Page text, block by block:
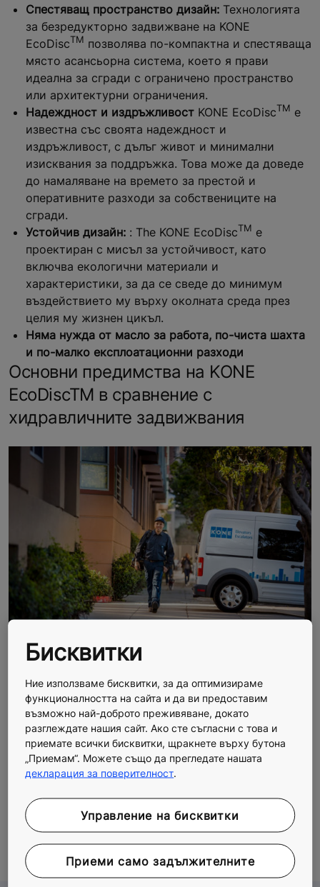
Спестяващ пространство дизайн: Технологията
за безредукторно задвижване на KONE
EcoDiscTM позволява по-компактна и спестяваща
място асансьорна система, което я прави
идеална за сгради с ограничено пространство
или архитектурни ограничения.
Надеждност и издръжливост KONE EcoDiscTM е
известна със своята надеждност и
издръжливост, с дълъг живот и минимални
изисквания за поддръжка. Това може да доведе
до намаляване на времето за престой и
оперативните разходи за собствениците на
сгради.
Устойчив дизайн: : The KONE EcoDiscTM е
проектиран с мисъл за устойчивост, като
включва екологични материали и
характеристики, за да се сведе до минимум
въздействието му върху околната среда през
целия му жизнен цикъл.
Няма нужда от масло за работа, по-чиста шахта
и по-малко експлоатационни разходи
Основни предимства на KONE
EcoDiscTM в сравнение с
хидравличните задвижвания
Пестене на енергия – енергийна ефективбост
По-дълъг живот
Подобрен комфорт за потребителя
Няма нужда от пространство за машинно
помещение в горната част на шахтата
По-висока скорост ≥1m/s
По-голямо придвижване ≥ 18 m (около 6 етажа).
Related Tags
#Experience #Технология
Бисквитки
Ние използваме бисквитки, за да оптимизираме
функционалността на сайта и да ви предоставим
възможно най-доброто преживяване, докато
разглеждате нашия сайт. Ако сте съгласни с това и
приемате всички бисквитки, щракнете върху бутона
„Приемам“. Можете също да прегледате нашата
декларация за поверителност.
Управление на бисквитки
Приеми само задължителните